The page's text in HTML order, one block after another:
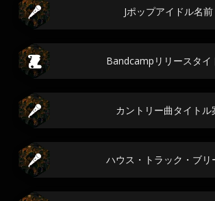
Jポップアイドル名前
Bandcampリリースタイ
カントリー曲タイトル
ハウス・トラック・ブリ